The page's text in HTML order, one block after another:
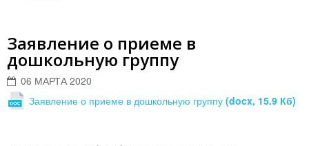
Заявление о приеме в
дошкольную группу
06 МАРТА 2020
Заявление о приеме в дошкольную группу (docx, 15.9 Кб)